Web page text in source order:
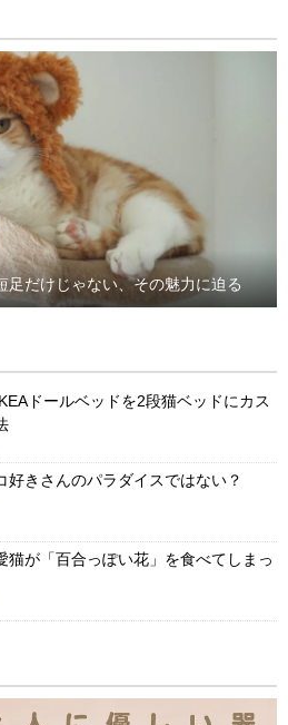
足だけじゃない、その魅力に迫る
ドールベッドを2段猫ベッドにカス
好きさんのパラダイスではない？
猫が「百合っぽい花」を食べてしまっ